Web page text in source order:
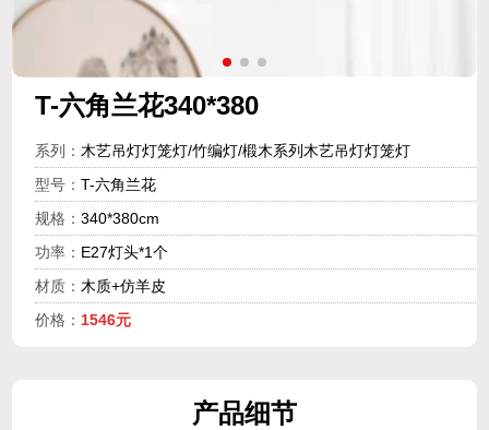
T-六角兰花340*380
系列： 木艺吊灯灯笼灯/竹编灯/椴木系列木艺吊灯灯笼灯
型号： T-六角兰花
规格： 340*380cm
功率： E27灯头*1个
材质： 木质+仿羊皮
价格： 1546元
产品细节